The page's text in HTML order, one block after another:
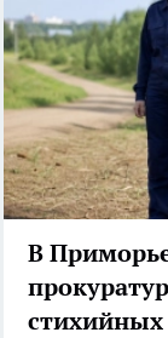
В
стихийных